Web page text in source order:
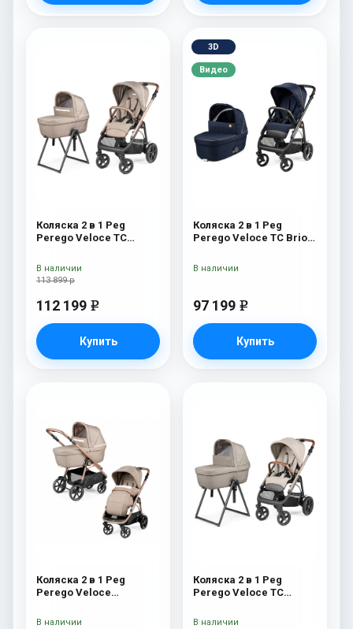
Коляска 2 в 1 Peg
Perego Veloce TC
New
113 899 р
112 199 e
Купить
В наличии
3D
Видео
Коляска 2 в 1 Peg
Perego Veloce TC Brio
97 199 e
Купить
В наличии
Коляска 2 в 1 Peg
Perego Veloce
В наличии
Коляска 2 в 1 Peg
Perego Veloce TC
В наличии